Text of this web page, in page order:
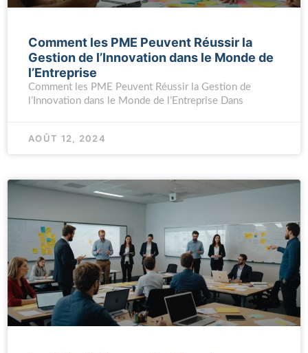
Comment les PME Peuvent Réussir la
Gestion de l’Innovation dans le Monde de
l’Entreprise
Comment les PME Peuvent Réussir la Gestion de
l’Innovation dans le Monde de l’Entreprise Dans
AOÛT 12, 2024